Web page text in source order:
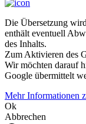
Die Übersetzung
enthält eventuell
des Inhalts.
Zum Aktivieren des
Wir möchten darauf
Google übermittelt
Mehr Informationen
Ok
Abbrechen